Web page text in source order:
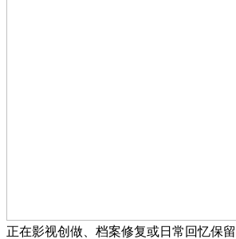
正在影视创做、档案修复或日常回忆保